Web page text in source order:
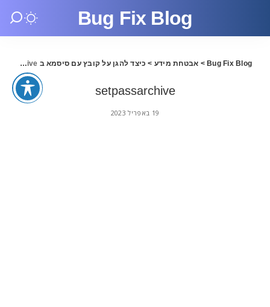
Bug Fix Blog
Bug Fix Blog
> אבטחת מידע > כיצד להגן על קובץ עם סיסמא ב Windows setpassarchive
setpassarchive
19 באפריל 2023